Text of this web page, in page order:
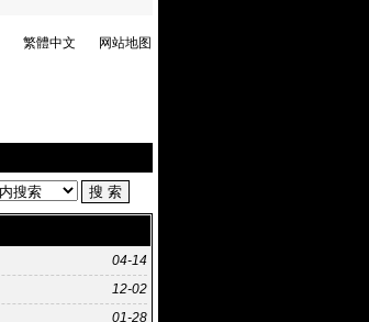
繁體中文 网站地图
04-14
12-02
01-28